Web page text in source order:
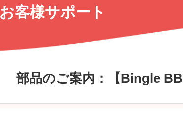
お客様サポート
部品のご案内： 【Bingle